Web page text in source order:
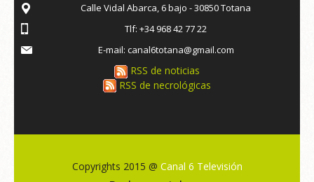
Calle Vidal Abarca, 6 bajo - 30850 Totana
Tlf: +34 968 42 77 22
E-mail: canal6totana@gmail.com
RSS de noticias
RSS de necrológicas
Copyrights 2015 @ Canal 6 Televisión